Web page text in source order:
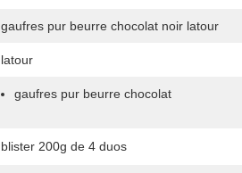
gaufres pur beurre chocolat noir latour
latour
gaufres pur beurre chocolat
blister 200g de 4 duos